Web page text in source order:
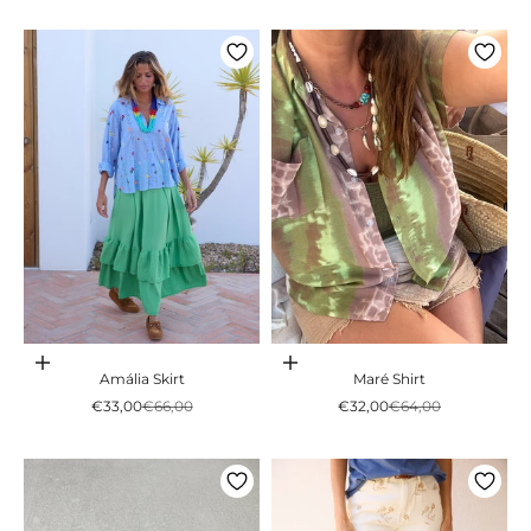
Adicionar ao carrinho
Amália Skirt
Preço promocional
€33,00Preço normal
€66,00
Adicionar ao carrinho
Maré Shirt
Preço promocional
€32,00Preço normal
€64,00